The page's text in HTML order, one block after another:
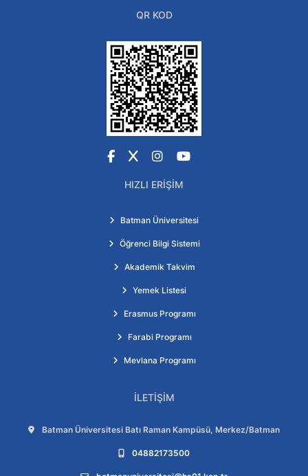
QR KOD
Facebook
X Instagram
YouTube
HIZLI ERIŞIM
Batman Üniversitesi
Öğrenci Bilgi Sistemi
Akademik Takvim
Yemek Listesi
Erasmus Programı
Farabi Programı
Mevlana Programı
İLETIŞIM
Adres:
Batman Üniversitesi Batı Raman Kampüsü, Merkez/Batman
Telefon:
04882173500